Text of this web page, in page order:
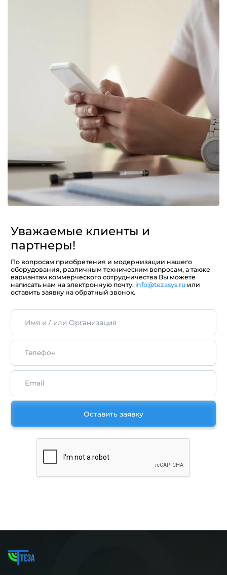
Уважаемые клиенты и
партнеры!
По вопросам приобретения и модернизации нашего
оборудования, различным техническим вопросам, а также
вариантам коммерческого сотрудничества Вы можете
написать нам на электронную почту: info@tezasys.ru или
оставить заявку на обратный звонок.